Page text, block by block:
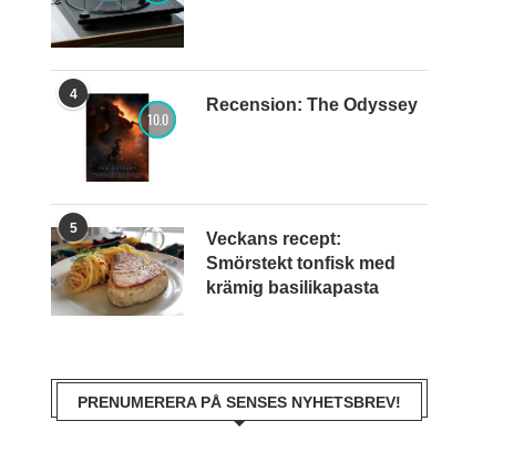
4
10.0
Recension: The Odyssey
5
Veckans recept:
Smörstekt tonfisk med
krämig basilikapasta
PRENUMERERA PÅ SENSES NYHETSBREV!